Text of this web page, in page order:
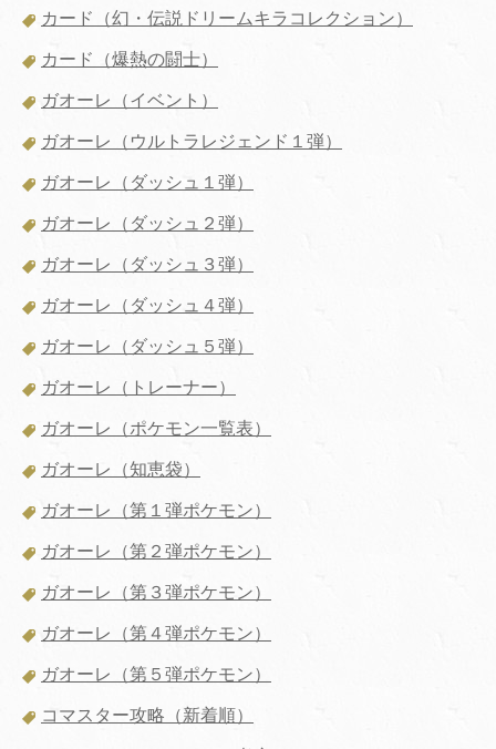
カード（幻・伝説ドリームキラコレクション）
カード（爆熱の闘士）
ガオーレ（イベント）
ガオーレ（ウルトラレジェンド１弾）
ガオーレ（ダッシュ１弾）
ガオーレ（ダッシュ２弾）
ガオーレ（ダッシュ３弾）
ガオーレ（ダッシュ４弾）
ガオーレ（ダッシュ５弾）
ガオーレ（トレーナー）
ガオーレ（ポケモン一覧表）
ガオーレ（知恵袋）
ガオーレ（第１弾ポケモン）
ガオーレ（第２弾ポケモン）
ガオーレ（第３弾ポケモン）
ガオーレ（第４弾ポケモン）
ガオーレ（第５弾ポケモン）
コマスター攻略（新着順）